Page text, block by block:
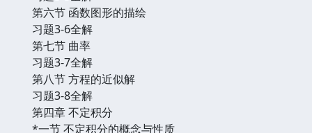
第六节 函数图形的描绘
习题3-6全解
第七节 曲率
习题3-7全解
第八节 方程的近似解
习题3-8全解
第四章 不定积分
*一节 不定积分的概念与性质